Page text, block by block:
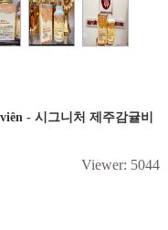
- 시그니처 제주감귤비
Viewer: 5044